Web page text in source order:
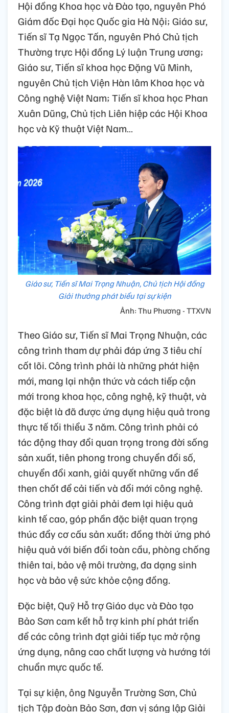
Hội đồng Khoa học và Đào tạo, nguyên Phó
Giám đốc Đại học Quốc gia Hà Nội; Giáo sư,
Tiến sĩ Tạ Ngọc Tấn, nguyên Phó Chủ tịch
Thường trực Hội đồng Lý luận Trung ương;
Giáo sư, Tiến sĩ khoa học Đặng Vũ Minh,
nguyên Chủ tịch Viện Hàn lâm Khoa học và
Công nghệ Việt Nam; Tiến sĩ khoa học Phan
Xuân Dũng, Chủ tịch Liên hiệp các Hội Khoa
học và Kỹ thuật Việt Nam…
Giáo sư, Tiến sĩ Mai Trọng Nhuận, Chủ tịch Hội đồng
Giải thưởng phát biểu tại sự kiện
Ảnh: Thu Phương - TTXVN
Theo Giáo sư, Tiến sĩ Mai Trọng Nhuận, các
công trình tham dự phải đáp ứng 3 tiêu chí
cốt lõi. Công trình phải là những phát hiện
mới, mang lại nhận thức và cách tiếp cận
mới trong khoa học, công nghệ, kỹ thuật, và
đặc biệt là đã được ứng dụng hiệu quả trong
thực tế tối thiểu 3 năm. Công trình phải có
tác động thay đổi quan trọng trong đời sống
sản xuất, tiên phong trong chuyển đổi số,
chuyển đổi xanh, giải quyết những vấn đề
then chốt để cải tiến và đổi mới công nghệ.
Công trình đạt giải phải đem lại hiệu quả
kinh tế cao, góp phần đặc biệt quan trọng
thúc đẩy cơ cấu sản xuất; đồng thời ứng phó
hiệu quả với biến đổi toàn cầu, phòng chống
thiên tai, bảo vệ môi trường, đa dạng sinh
học và bảo vệ sức khỏe cộng đồng.
Đặc biệt, Quỹ Hỗ trợ Giáo dục và Đào tạo
Bảo Sơn cam kết hỗ trợ kinh phí phát triển
để các công trình đạt giải tiếp tục mở rộng
ứng dụng, nâng cao chất lượng và hướng tới
chuẩn mực quốc tế.
Tại sự kiện, ông Nguyễn Trường Sơn, Chủ
tịch Tập đoàn Bảo Sơn, đơn vị sáng lập Giải